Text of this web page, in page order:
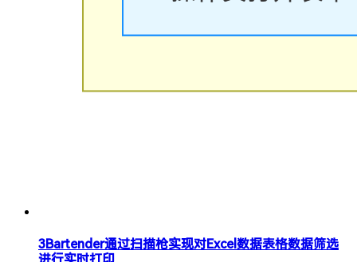
3Bartender通过扫描枪实现对Excel数据表格数据筛选